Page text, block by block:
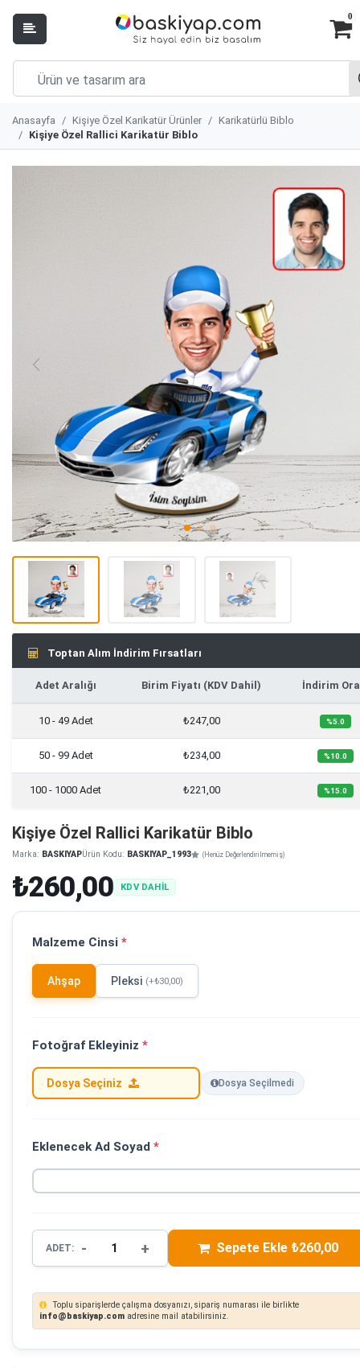
0
Anasayfa Kişiye Özel Karikatür Ürünler
Karikatürlü Biblo
Kişiye Özel Rallici Karikatür Biblo
Toptan Alım İndirim Fırsatları
Adet Aralığı Birim Fiyatı (KDV Dahil) İndirim
10 - 49 Adet ₺247,00 %5.0
50 - 99 Adet ₺234,00 %10.0
100 - 1000 Adet ₺221,00 %15.0
Kişiye Özel Rallici Karikatür Biblo
Marka: BASKIYAPÜrün Kodu: BASKIYAP_1993 (Henüz Değerlendirilmemiş)
₺260,00 KDV DAHİL
Malzeme Cinsi *
Ahşap Pleksi (+₺30,00)
Fotoğraf Ekleyiniz *
Dosya Seçiniz Dosya Seçilmedi
Eklenecek Ad Soyad *
ADET: - + Sepete Ekle ₺260,00
Toplu siparişlerde çalışma dosyanızı, sipariş numarası ile birlikte
info@baskiyap.com adresine mail atabilirsiniz.